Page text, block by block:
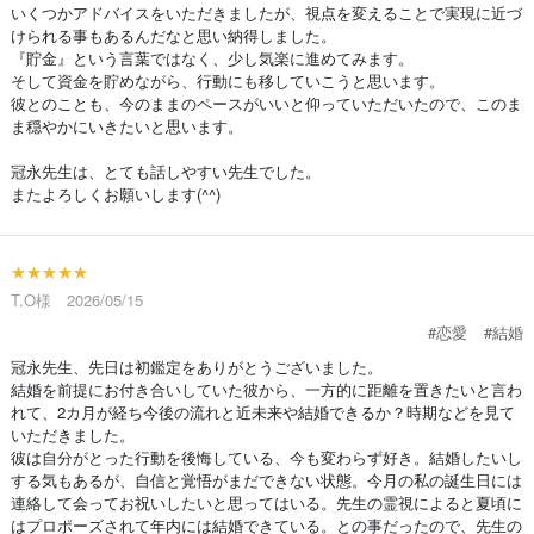
いくつかアドバイスをいただきましたが、視点を変えることで実現に近づ
けられる事もあるんだなと思い納得しました。
『貯金』という言葉ではなく、少し気楽に進めてみます。
そして資金を貯めながら、行動にも移していこうと思います。
彼とのことも、今のままのペースがいいと仰っていただいたので、このま
ま穏やかにいきたいと思います。
冠永先生は、とても話しやすい先生でした。
またよろしくお願いします(^^)
★★★★★
T.O様 2026/05/15
#恋愛
#結婚
冠永先生、先日は初鑑定をありがとうございました。
結婚を前提にお付き合いしていた彼から、一方的に距離を置きたいと言わ
れて、2カ月が経ち今後の流れと近未来や結婚できるか？時期などを見て
いただきました。
彼は自分がとった行動を後悔している、今も変わらず好き。結婚したいし
する気もあるが、自信と覚悟がまだできない状態。今月の私の誕生日には
連絡して会ってお祝いしたいと思ってはいる。先生の霊視によると夏頃に
はプロポーズされて年内には結婚できている。との事だったので、先生の